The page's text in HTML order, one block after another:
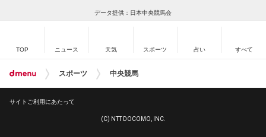
データ提供：日本中央競馬会
TOP ニュース 天気 スポーツ 占い すべて
スポーツ 中央競馬
サイトご利用にあたって
(C) NTT DOCOMO, INC.